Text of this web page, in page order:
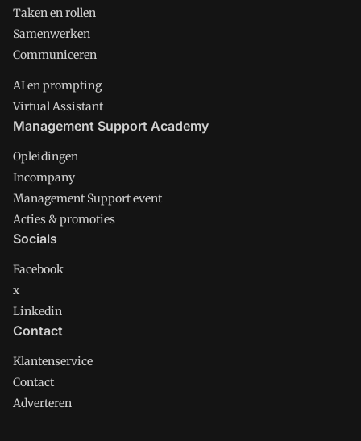
Taken en rollen
Samenwerken
Communiceren
AI en prompting
Virtual Assistant
Management Support Academy
Opleidingen
Incompany
Management Support event
Acties & promoties
Socials
Facebook
x
Linkedin
Contact
Klantenservice
Contact
Adverteren